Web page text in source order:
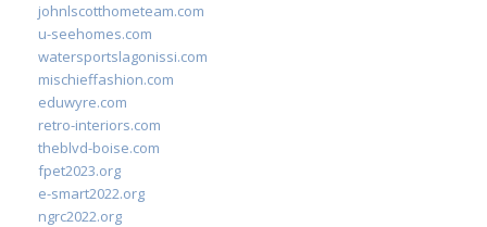
johnlscotthometeam.com
u-seehomes.com
watersportslagonissi.com
mischieffashion.com
eduwyre.com
retro-interiors.com
theblvd-boise.com
fpet2023.org
e-smart2022.org
ngrc2022.org